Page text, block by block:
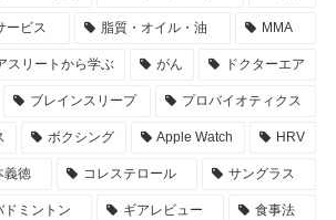
ービス 脂質・オイル・油 MMA
スリートから学ぶ がん ドクターエア
ブレインスリープ プロバイオティクス
ボクシング Apple Watch HRV
義徳 コレステロール サングラス
ドミントン ギアレビュー 食事法